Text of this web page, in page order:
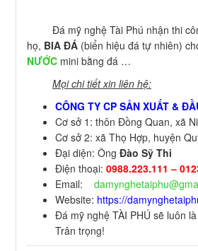
Đá mỹ nghệ Tài Phú nhận thi
họ, BIA ĐÁ (biển hiệu đá tự nhiên)
NƯỚC mini bằng đá …
Mọi chi tiết xin liên hệ:
CÔNG TY CP SẢN XUẤT &
Cơ sở 1: thôn Đồng Quan, xã
Cơ sở 2: xã Thọ Hợp, huyện
Đại diện: Ông Đào Sỹ Thi
Điện thoại: 0988.223.111 –
Email:
Website: https://
Đá mỹ nghệ TÀI PHÚ sẽ luôn
Trân trọng!